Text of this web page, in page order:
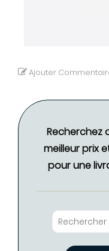
Ajouter
Recherchez
meilleur prix
pour une